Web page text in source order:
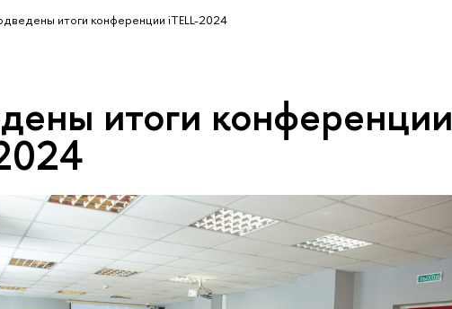
итоги конференции iTELL-2024
итоги конференции